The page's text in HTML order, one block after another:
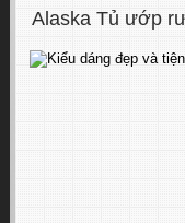
Alaska Tủ ướp